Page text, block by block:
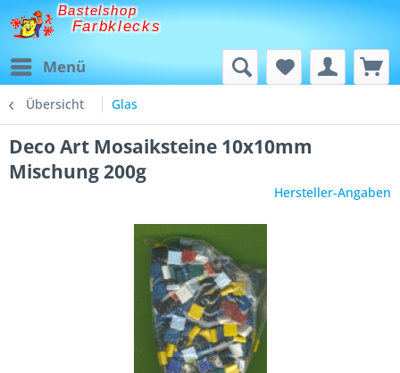
Bastelshop
Farbklecks
Menü
Übersicht Glas
Deco Art Mosaiksteine 10x10mm
Mischung 200g
Hersteller-Angaben